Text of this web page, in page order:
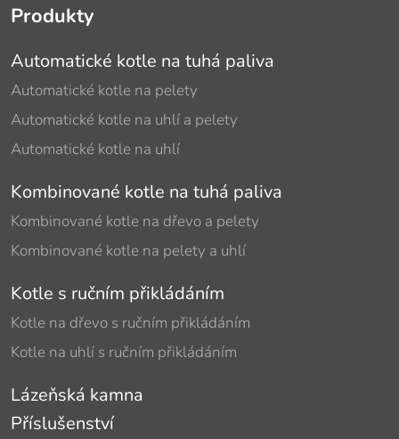
Produkty
Automatické kotle na tuhá paliva
Automatické kotle na pelety
Automatické kotle na uhlí a pelety
Automatické kotle na uhlí
Kombinované kotle na tuhá paliva
Kombinované kotle na dřevo a pelety
Kombinované kotle na pelety a uhlí
Kotle s ručním přikládáním
Kotle na dřevo s ručním přikládáním
Kotle na uhlí s ručním přikládáním
Lázeňská kamna
Příslušenství